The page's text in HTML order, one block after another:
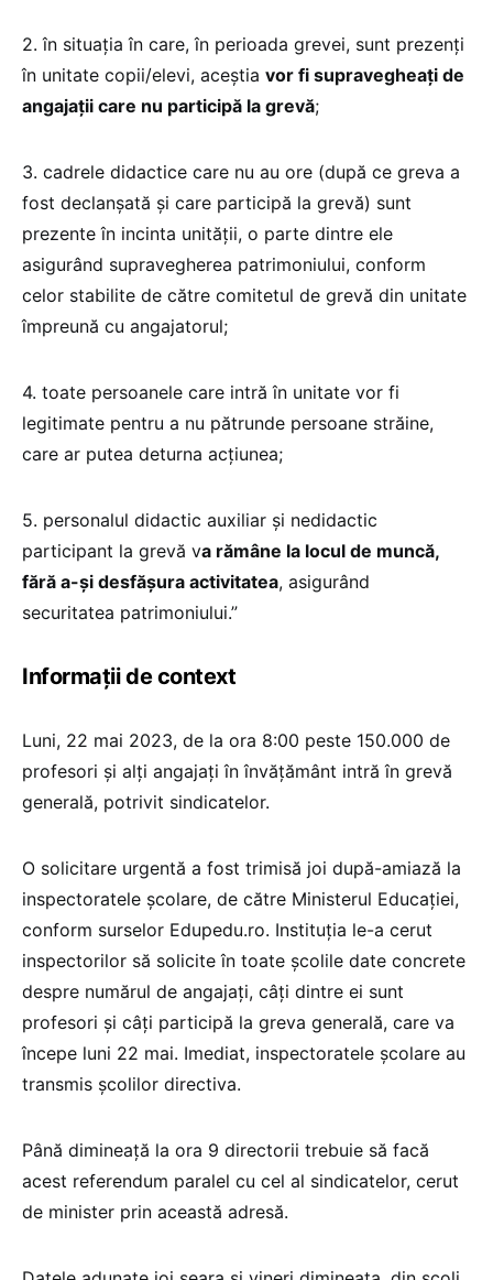
2. în situația în care, în perioada grevei, sunt prezenți
în unitate copii/elevi, aceștia vor fi supravegheați de
angajații care nu participă la grevă;
3. cadrele didactice care nu au ore (după ce greva a
fost declanșată și care participă la grevă) sunt
prezente în incinta unității, o parte dintre ele
asigurând supravegherea patrimoniului, conform
celor stabilite de către comitetul de grevă din unitate
împreună cu angajatorul;
4. toate persoanele care intră în unitate vor fi
legitimate pentru a nu pătrunde persoane străine,
care ar putea deturna acţiunea;
5. personalul didactic auxiliar şi nedidactic
participant la grevă va rămâne la locul de muncă,
fără a-şi desfăşura activitatea, asigurând
securitatea patrimoniului.”
Informații de context
Luni, 22 mai 2023, de la ora 8:00 peste 150.000 de
profesori și alți angajați în învățământ intră în grevă
generală, potrivit sindicatelor.
O solicitare urgentă a fost trimisă joi după-amiază la
inspectoratele școlare, de către Ministerul Educației,
conform surselor Edupedu.ro. Instituția le-a cerut
inspectorilor să solicite în toate școlile date concrete
despre numărul de angajați, câți dintre ei sunt
profesori și câți participă la greva generală, care va
începe luni 22 mai. Imediat, inspectoratele școlare au
transmis școlilor directiva.
Până dimineață la ora 9 directorii trebuie să facă
acest referendum paralel cu cel al sindicatelor, cerut
de minister prin această adresă.